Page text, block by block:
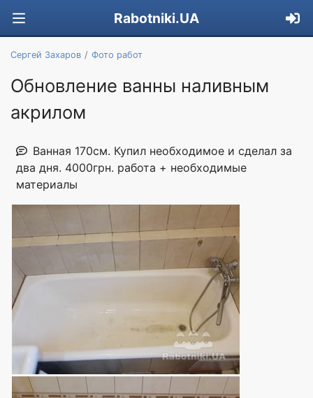
Rabotniki.UA
Сергей Захаров Фото работ
Обновление ванны наливным
акрилом
Ванная 170см. Купил необходимое и сделал за
два дня. 4000грн. работа + необходимые
материалы